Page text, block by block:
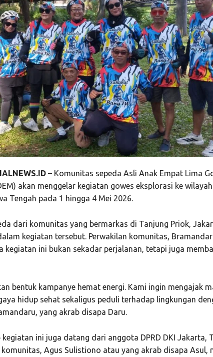
– Komunitas sepeda Asli Anak Empat Lima
akan menggelar kegiatan gowes eksplorasi ke wilayah
Tengah pada 1 hingga 4 Mei 2026.
dari komunitas yang bermarkas di Tanjung Priok,
kegiatan tersebut. Perwakilan komunitas,
kegiatan ini bukan sekadar perjalanan, tetapi juga
bentuk kampanye hemat energi. Kami ingin mengajak
hidup sehat sekaligus peduli terhadap lingkungan
yang akrab disapa Daru.
ini juga datang dari anggota DPRD DKI Jakarta,
Agus Sulistiono atau yang akrab disapa Asul,